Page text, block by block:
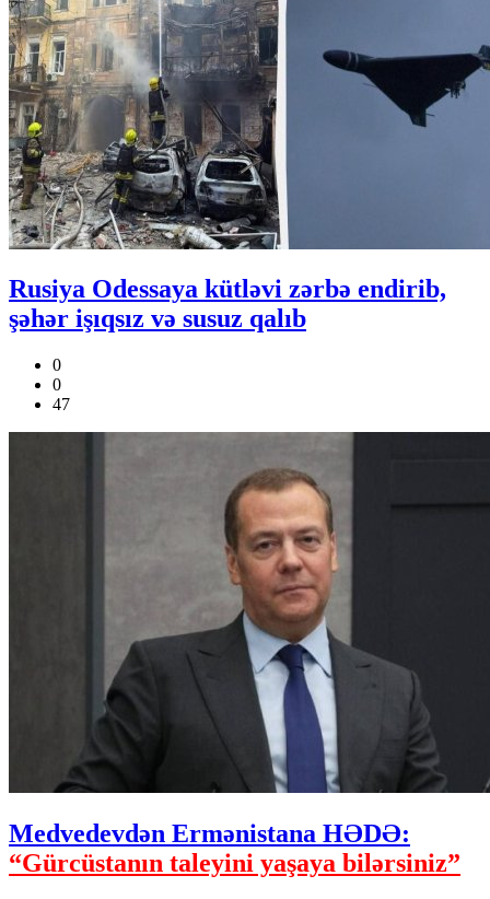
Rusiya Odessaya kütləvi zərbə endirib,
şəhər işıqsız və susuz qalıb
0
0
47
Medvedevdən Ermənistana HƏDƏ:
“Gürcüstanın taleyini yaşaya bilərsiniz”